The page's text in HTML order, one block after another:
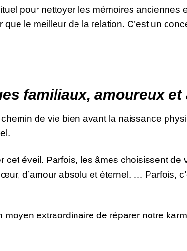
pour nettoyer les mémoires anciennes
le meilleur de la relation. C’est un
familiaux, amoureux et
de vie bien avant la naissance
éveil. Parfois, les âmes choisissent de
d’amour absolu et éternel. … Parfois,
extraordinaire de réparer notre